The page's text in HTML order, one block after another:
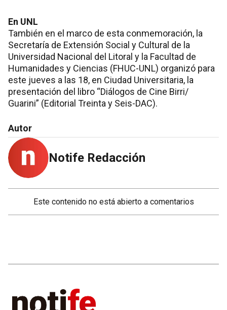
En UNL
También en el marco de esta conmemoración, la
Secretaría de Extensión Social y Cultural de la
Universidad Nacional del Litoral y la Facultad de
Humanidades y Ciencias (FHUC-UNL) organizó para
este jueves a las 18, en Ciudad Universitaria, la
presentación del libro “Diálogos de Cine Birri/
Guarini” (Editorial Treinta y Seis-DAC).
Autor
Notife Redacción
Este contenido no está abierto a comentarios